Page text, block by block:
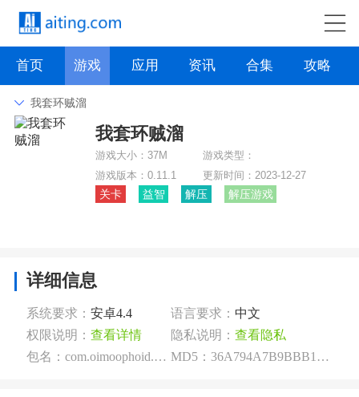
首页 游戏 应用 资讯 合集 攻略
我套环贼溜
角色扮演 动作格斗
音乐舞蹈 模拟塔防 体育竞技
我套环贼溜
游戏大小： 37M
游戏类型：
游戏版本：0.11.1 更新时间：2023-12-27
关卡 益智 解压 解压游戏
详细信息
系统要求： 安卓4.4 语言要求： 中文
权限说明： 查看详情 隐私说明： 查看隐私
包名：com.oimoophoid.drophoops.pt
MD5：36A794A7B9BBB1AED9F1C141763AD741